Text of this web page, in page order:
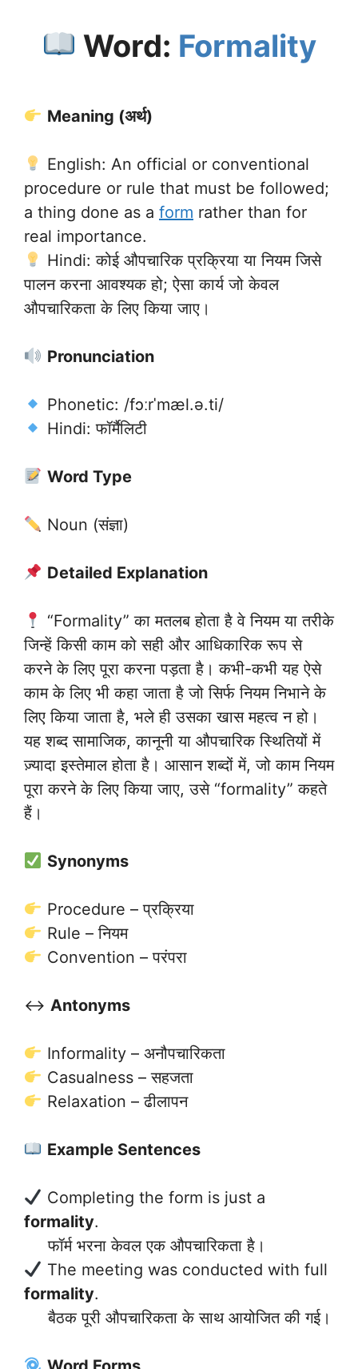
Word: Formality
Meaning (अर्थ)
English: An official or conventional
procedure or rule that must be followed;
a thing done as a form rather than for
real importance.
Hindi: कोई औपचारिक प्रक्रिया या नियम जिसे
पालन करना आवश्यक हो; ऐसा कार्य जो केवल
औपचारिकता के लिए किया जाए।
Pronunciation
Phonetic: /fɔːrˈmæl.ə.ti/
Hindi: फॉर्मैलिटी
Word Type
Noun (संज्ञा)
Detailed Explanation
“Formality” का मतलब होता है वे नियम या तरीके
जिन्हें किसी काम को सही और आधिकारिक रूप से
करने के लिए पूरा करना पड़ता है। कभी-कभी यह ऐसे
काम के लिए भी कहा जाता है जो सिर्फ नियम निभाने के
लिए किया जाता है, भले ही उसका खास महत्व न हो।
यह शब्द सामाजिक, कानूनी या औपचारिक स्थितियों में
ज़्यादा इस्तेमाल होता है। आसान शब्दों में, जो काम नियम
पूरा करने के लिए किया जाए, उसे “formality” कहते
हैं।
Synonyms
Procedure – प्रक्रिया
Rule – नियम
Convention – परंपरा
↔️ Antonyms
Informality – अनौपचारिकता
Casualness – सहजता
Relaxation – ढीलापन
Example Sentences
Completing the form is just a
formality.
फॉर्म भरना केवल एक औपचारिकता है।
The meeting was conducted with full
formality.
बैठक पूरी औपचारिकता के साथ आयोजित की गई।